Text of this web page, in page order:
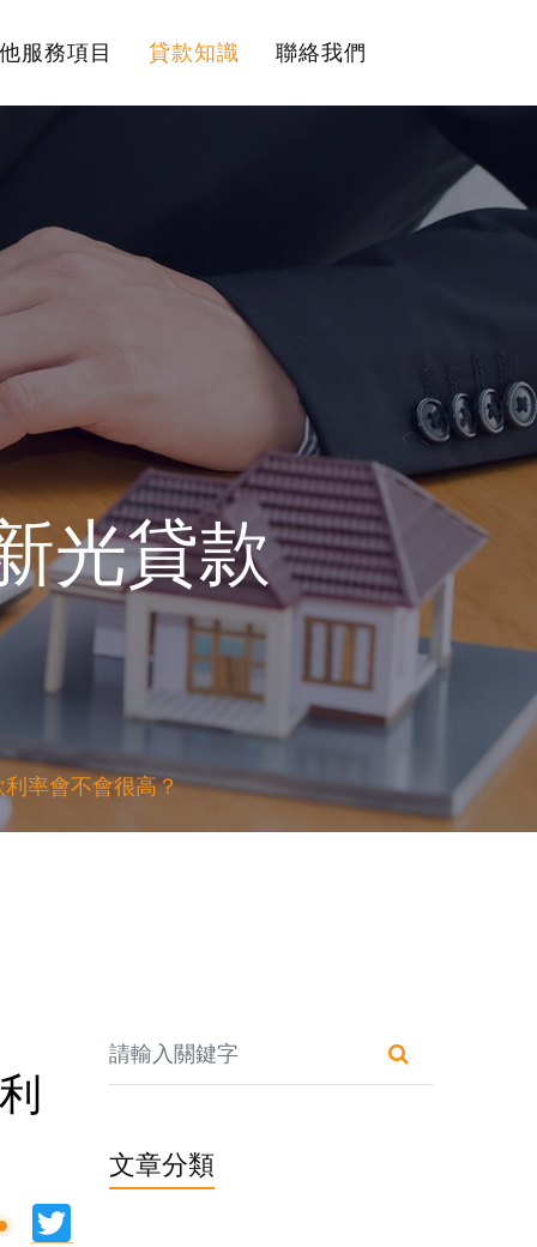
服務項目 貸款知識 聯絡我們
光貸款
率會不會很高？
文章分類